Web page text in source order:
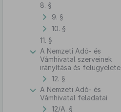
8. §
9. §
10. §
11. §
A Nemzeti Adó- és
Vámhivatal szerveinek
irányítása és felügyelete
12. §
A Nemzeti Adó- és
Vámhivatal feladatai
12/A. §